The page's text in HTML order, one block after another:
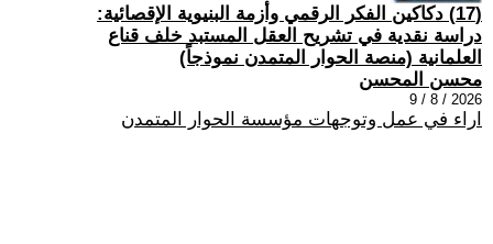
(17) دكاكين الفكر الرقمي وأزمة البنيوية الإقصائية:
دراسة نقدية في تشريح العقل المستبد خلف قناع
العلمانية (منصة الحوار المتمدن نموذجاً)
محسن المحسن
2026 / 8 / 9
اراء في عمل وتوجهات مؤسسة الحوار المتمدن